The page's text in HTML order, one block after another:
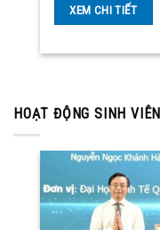
XEM CHI TIẾT
HOẠT ĐỘNG SINH VIÊN